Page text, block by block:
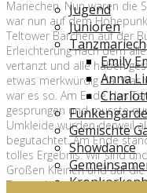
Jugend
Junioren
Emily
Anna
Funkengarde
Gemischte
Showdance
Mariechen. Nun waren die
war nun auf dem
Teltower Bärchen auf der
Erleichterung nach dem
vertanzt und alle haben
etwas merkwürdig da.
war es so. Am Ende des
gesprungen und musste
Umkleide wurden derweil
begutachtet. Am Ende
tolles Ergebnis. Wir sind
Großen Kleinen und auf
Tanz gehangen haben.